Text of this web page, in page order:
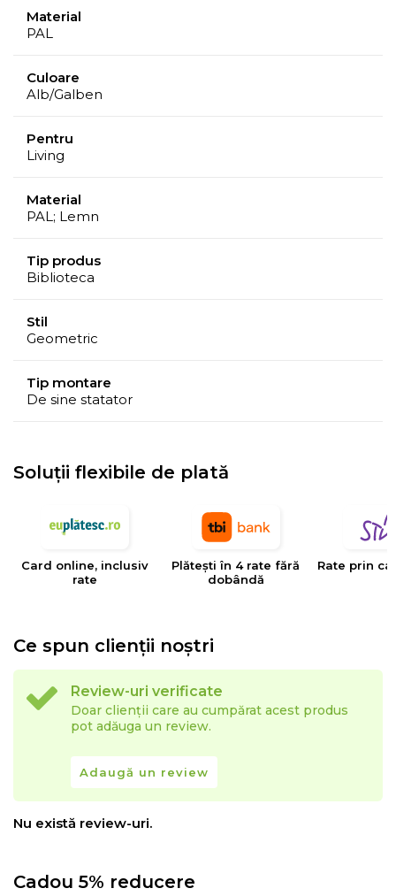
Material
PAL
Culoare
Alb/Galben
Pentru
Living
Material
PAL; Lemn
Tip produs
Biblioteca
Stil
Geometric
Tip montare
De sine statator
Soluții flexibile de plată
Card online, inclusiv
rate
Plătești în 4 rate fără
dobândă
Rate prin
Ce spun clienții noștri
Review-uri verificate
Doar clienții care au cumpărat acest produs
pot adăuga un review.
Adaugă un review
Nu există review-uri.
Cadou 5% reducere